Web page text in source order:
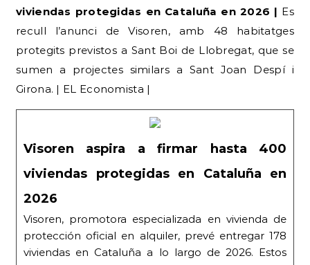
viviendas protegidas en Cataluña en 2026 | Es
recull l’anunci de Visoren, amb 48 habitatges
protegits previstos a Sant Boi de Llobregat, que se
sumen a projectes similars a Sant Joan Despí i
Girona. | EL Economista |
Visoren aspira a firmar hasta 400
viviendas protegidas en Cataluña en
2026
Visoren, promotora especializada en vivienda de
protección oficial en alquiler, prevé entregar 178
viviendas en Cataluña a lo largo de 2026. Estos